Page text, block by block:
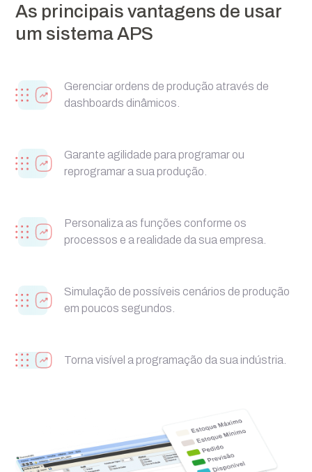
As principais vantagens de usar
um sistema APS
Gerenciar ordens de produção através de
dashboards dinâmicos.
Garante agilidade para programar ou
reprogramar a sua produção.
Personaliza as funções conforme os
processos e a realidade da sua empresa.
Simulação de possíveis cenários de produção
em poucos segundos.
Torna visível a programação da sua indústria.